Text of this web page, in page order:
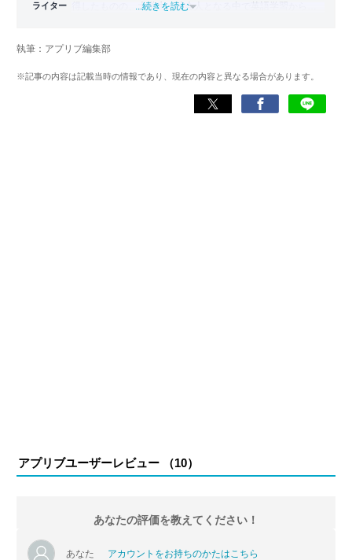
ライター
得したものの、大学生・社会人となる中で英語学習から遠
り添える記事を目指している。
...続きを読む
執筆：アプリブ編集部
※記事の内容は記載当時の情報であり、現在の内容と異なる場合があります。
アプリブユーザーレビュー （10）
あなたの評価を教えてください！
あなた アカウントをお持ちのかたはこちら